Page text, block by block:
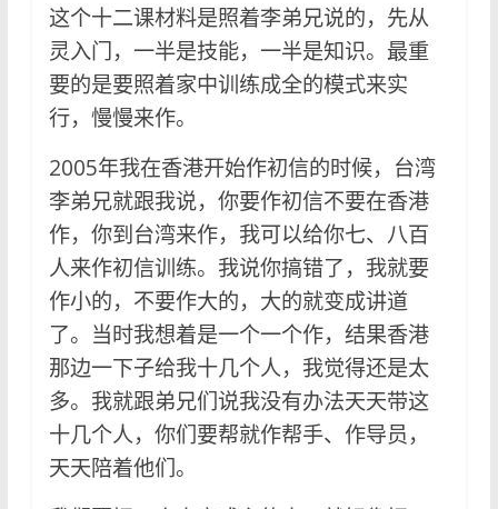
这个十二课材料是照着李弟兄说的，先从
灵入门，一半是技能，一半是知识。最重
要的是要照着家中训练成全的模式来实
行，慢慢来作。
2005年我在香港开始作初信的时候，台湾
李弟兄就跟我说，你要作初信不要在香港
作，你到台湾来作，我可以给你七、八百
人来作初信训练。我说你搞错了，我就要
作小的，不要作大的，大的就变成讲道
了。当时我想着是一个一个作，结果香港
那边一下子给我十几个人，我觉得还是太
多。我就跟弟兄们说我没有办法天天带这
十几个人，你们要帮就作帮手、作导员，
天天陪着他们。